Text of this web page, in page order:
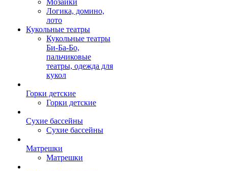
Мозаики
Логика, домино,
лото
Кукольные театры
Кукольные театры
Би-Ба-Бо,
пальчиковые
театры, одежда для
кукол
Горки детские
Горки детские
Сухие бассейны
Сухие бассейны
Матрешки
Матрешки